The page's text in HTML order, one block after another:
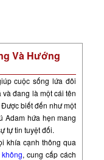
Và Hướng
cuộc sống lứa đôi
đang là một cái tên
biết đến như một
Adam hứa hẹn mang
tự tin tuyệt đối.
khía cạnh thông qua
, cung cấp cách